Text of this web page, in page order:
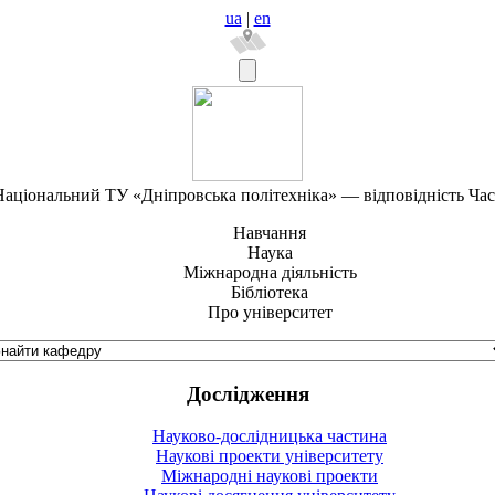
ua | en
ТУ «Дніпровська політехніка» — відповідність
Навчання
Наука
Міжнародна діяльність
Бібліотека
Про університет
Дослідження
Науково-дослідницька частина
Наукові проекти університету
Міжнародні наукові проекти